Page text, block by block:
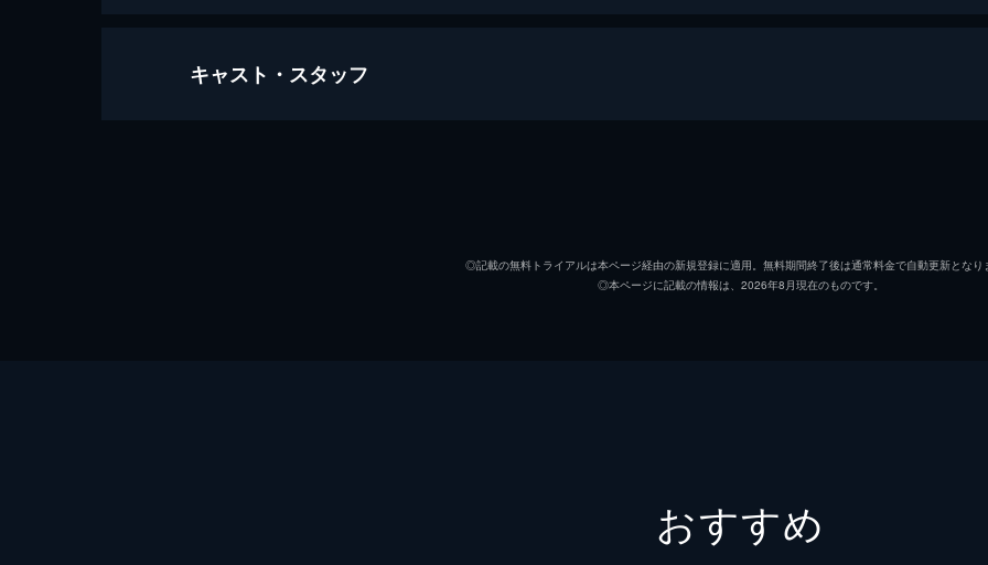
まばたき
キャスト・スタッフ
大高力也
山口真璃亜
◎記載の無料トライアルは本ページ経由の新規登録に適用。無料期間終了後は通常料金で自動更新となり
◎本ページに記載の情報は、2026年8月現在のものです。
おすすめ